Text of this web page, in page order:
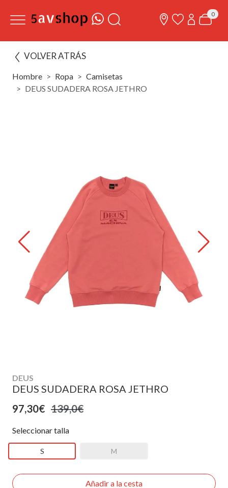
0
VOLVER ATRÁS
Hombre Ropa
Camisetas
DEUS SUDADERA ROSA JETHRO
DEUS
DEUS SUDADERA ROSA JETHRO
97,30€ 139,0€
Seleccionar talla
S M